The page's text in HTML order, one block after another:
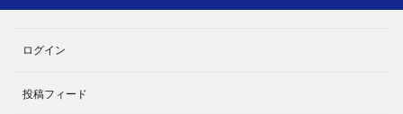
ログイン
投稿フィード